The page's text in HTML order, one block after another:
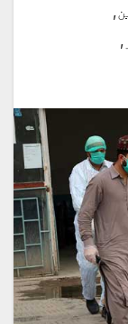
,
,